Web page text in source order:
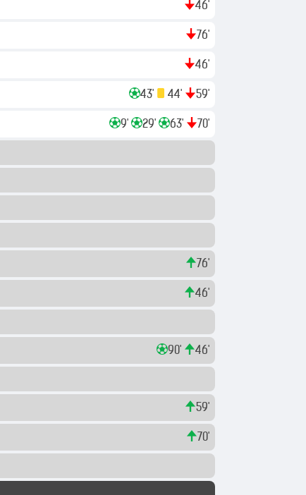
46'
76'
46'
43' 44' 59'
9' 29' 63' 70'
76'
46'
90' 46'
59'
70'